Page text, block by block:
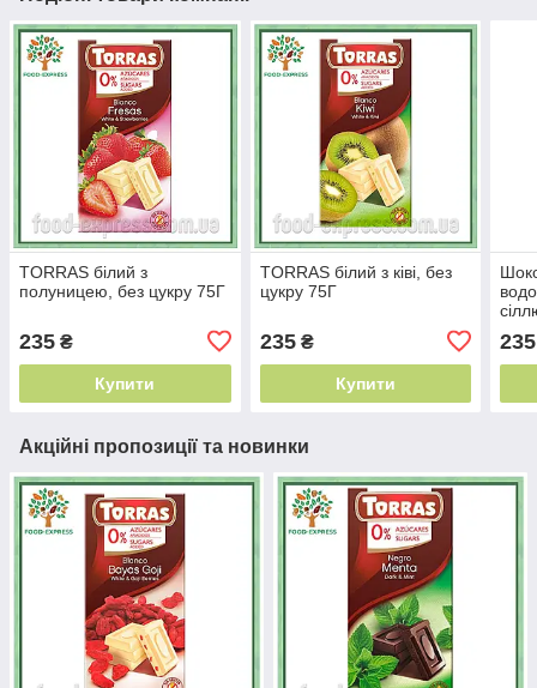
TORRAS білий з
полуницею, без цукру 75Г
235 ₴
Купити
TORRAS білий з ківі, без
цукру 75Г
235₴
Купити
235
Акційні пропозиції та новинки